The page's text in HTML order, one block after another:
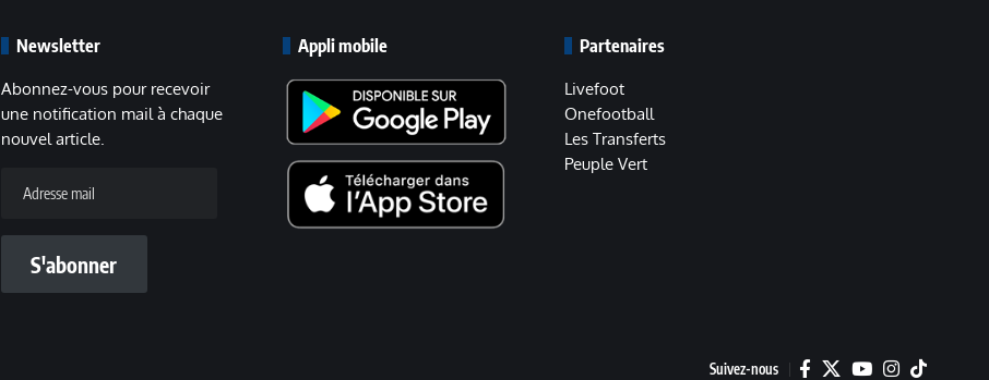
Newsletter
Abonnez-vous pour recevoir
une notification mail à chaque
nouvel article.
mail
S'abonner
Appli mobile Partenaires
Livefoot
Onefootball
Les Transferts
Peuple Vert
Suivez-nous